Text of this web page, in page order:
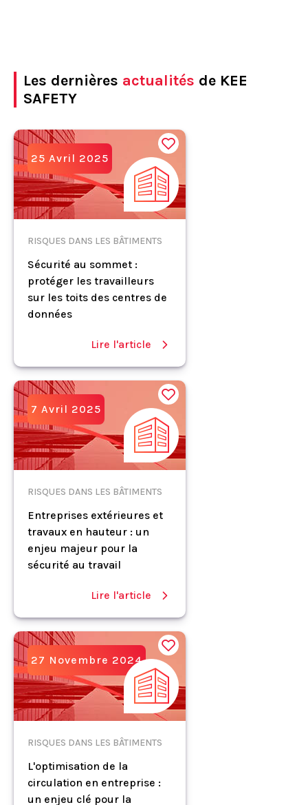
Les dernières actualités de KEE
SAFETY
25 Avril 2025
RISQUES DANS LES BÂTIMENTS
Sécurité au sommet :
protéger les travailleurs
sur les toits des centres de
données
Lire l'article
7 Avril 2025
RISQUES DANS LES BÂTIMENTS
Entreprises extérieures et
travaux en hauteur : un
enjeu majeur pour la
sécurité au travail
Lire l'article
27 Novembre 2024
RISQUES DANS LES BÂTIMENTS
L'optimisation de la
circulation en entreprise :
un enjeu clé pour la